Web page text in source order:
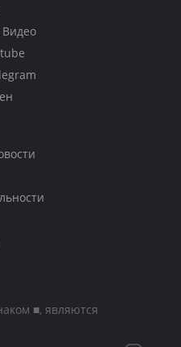
Видео
■, являются